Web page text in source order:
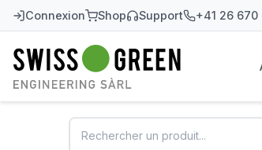
Connexion Shop Support +41 26 670
Swiss-Green